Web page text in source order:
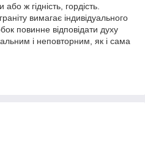
ж гідність, гордість.
вимагає індивідуального
повинне відповідати духу
і неповторним, як і сама